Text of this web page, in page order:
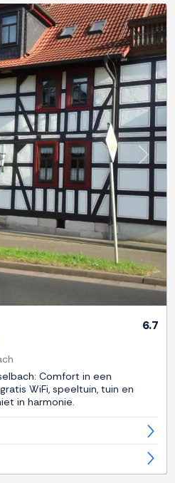
Next
6.7
Comfort in een
WiFi, speeltuin, tuin en
in harmonie.